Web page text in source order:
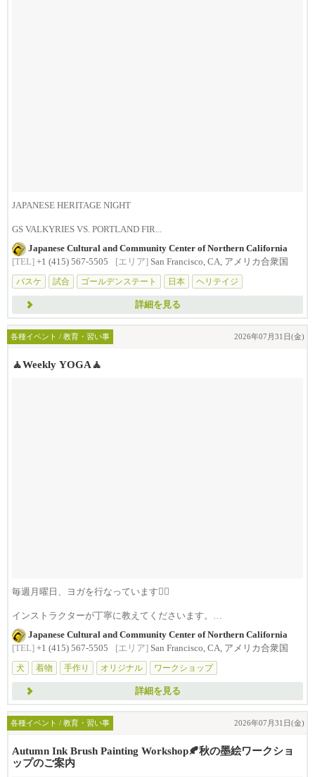
JAPANESE HERITAGE NIGHT
GS VALKYRIES VS. PORTLAND FIR...
Japanese Cultural and Community Center of Northern California
[TEL] +1 (415) 567-5505 [エリア] San Francisco, CA, アメリカ合衆国
バスケ
試合 ゴールデンステート 日本 ヘリテイジ
詳細を見る
各種イベント / 教育・習い事 2026年07月31日(金)
🧘Weekly YOGA🧘
毎週月曜日、ヨガを行なっています🧘‍♀️
インストラクターが丁寧に教えてくださいます。
Pr... Japanese Cultural and Community Center of Northern California
[TEL] +1 (415) 567-5505 [エリア] San Francisco, CA, アメリカ合衆国
犬
着物 手作り オリジナル ワークショップ
詳細を見る
各種イベント / 教育・習い事 2026年07月31日(金)
Autumn Ink Brush Painting Workshop🍂秋の墨絵ワークショ
ップのご案内